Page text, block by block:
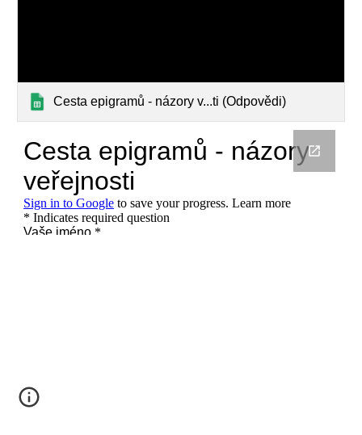
Cesta epigramů - názory v...ti ‎‎‎‎‎‎‎(Odpovědi)‎‎‎‎‎‎‎